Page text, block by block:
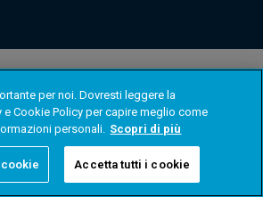
per noi. Dovresti leggere la
e Cookie Policy per capire meglio come
personali. Scopri di più
Accetta tutti i cookie